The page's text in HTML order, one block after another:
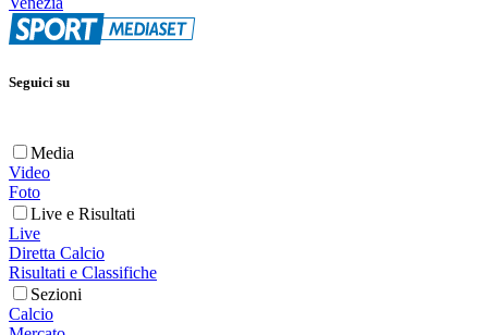
Seguici su
Media
Video
Foto
Live e Risultati
Live
Diretta Calcio
Risultati e Classifiche
Sezioni
Calcio